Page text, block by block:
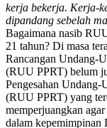
kerja bekerja. Kerja-
dipandang sebelah
Bagaimana nasib
21 tahun? Di masa
Rancangan Undang-
(RUU PPRT) belum
Pengesahan Undang-
(RUU PPRT) yang
memperjuangkan
dalam kepemimpinan